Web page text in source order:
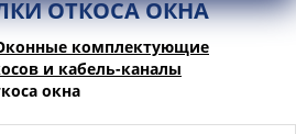
ОТКОСА ОКНА
комплектующие
и кабель-каналы
окна